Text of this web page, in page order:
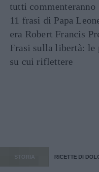
tutti commenteranno
11 frasi di Papa
era Robert Francis
Frasi sulla libertà: le
su cui riflettere
STORIA RICETTE DI